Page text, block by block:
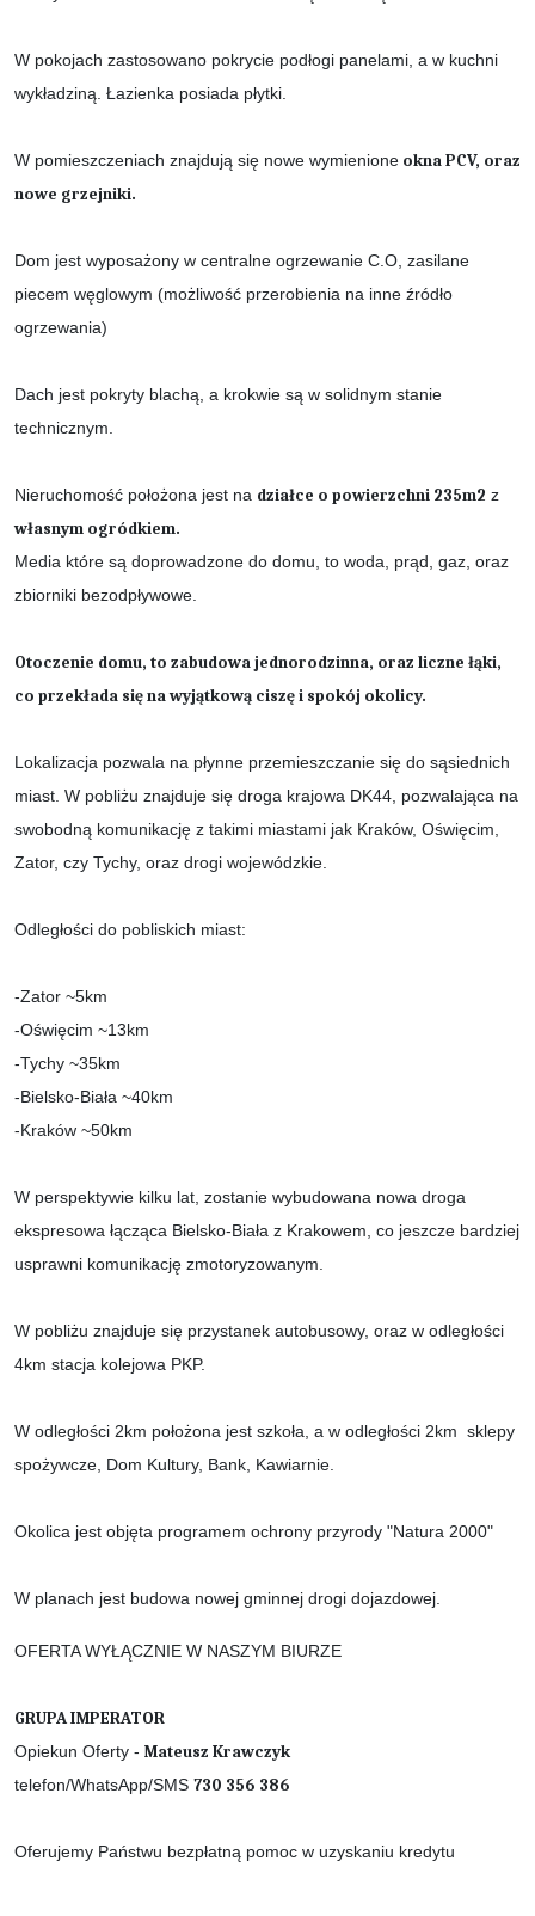
W pokojach zastosowano pokrycie podłogi panelami, a w kuchni
wykładziną. Łazienka posiada płytki.
W pomieszczeniach znajdują się nowe wymienione okna PCV, oraz
nowe grzejniki.
Dom jest wyposażony w centralne ogrzewanie C.O, zasilane
piecem węglowym (możliwość przerobienia na inne źródło
ogrzewania)
Dach jest pokryty blachą, a krokwie są w solidnym stanie
technicznym.
Nieruchomość położona jest na działce o powierzchni 235m2 z
własnym ogródkiem.
Media które są doprowadzone do domu, to woda, prąd, gaz, oraz
zbiorniki bezodpływowe.
Otoczenie domu, to zabudowa jednorodzinna, oraz liczne łąki,
co przekłada się na wyjątkową ciszę i spokój okolicy.
Lokalizacja pozwala na płynne przemieszczanie się do sąsiednich
miast. W pobliżu znajduje się droga krajowa DK44, pozwalająca na
swobodną komunikację z takimi miastami jak Kraków, Oświęcim,
Zator, czy Tychy, oraz drogi wojewódzkie.
Odległości do pobliskich miast:
-Zator ~5km
-Oświęcim ~13km
-Tychy ~35km
-Bielsko-Biała ~40km
-Kraków ~50km
W perspektywie kilku lat, zostanie wybudowana nowa droga
ekspresowa łącząca Bielsko-Biała z Krakowem, co jeszcze bardziej
usprawni komunikację zmotoryzowanym.
W pobliżu znajduje się przystanek autobusowy, oraz w odległości
4km stacja kolejowa PKP.
W odległości 2km położona jest szkoła, a w odległości 2km sklepy
spożywcze, Dom Kultury, Bank, Kawiarnie.
​​​​​Okolica jest objęta programem ochrony przyrody "Natura 2000"
​​​​​​W planach jest budowa nowej gminnej drogi dojazdowej.
OFERTA WYŁĄCZNIE W NASZYM BIURZE
GRUPA IMPERATOR
Opiekun Oferty - Mateusz Krawczyk
telefon/WhatsApp/SMS 730 356 386
Oferujemy Państwu bezpłatną pomoc w uzyskaniu kredytu